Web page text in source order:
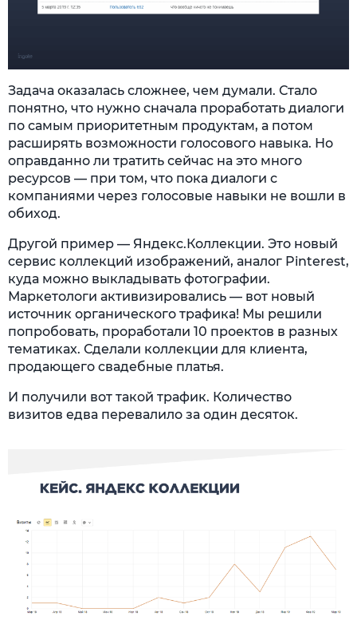
Задача оказалась сложнее, чем думали. Стало
понятно, что нужно сначала проработать диалоги
по самым приоритетным продуктам, а потом
расширять возможности голосового навыка. Но
оправданно ли тратить сейчас на это много
ресурсов — при том, что пока диалоги с
компаниями через голосовые навыки не вошли в
обиход.
Другой пример — Яндекс.Коллекции. Это новый
сервис коллекций изображений, аналог Pinterest,
куда можно выкладывать фотографии.
Маркетологи активизировались — вот новый
источник органического трафика! Мы решили
попробовать, проработали 10 проектов в разных
тематиках. Сделали коллекции для клиента,
продающего свадебные платья.
И получили вот такой трафик. Количество
визитов едва перевалило за один десяток.